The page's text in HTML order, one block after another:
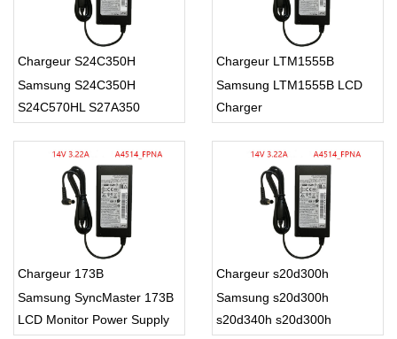
Chargeur S24C350H
Samsung S24C350H
S24C570HL S27A350
Chargeur LTM1555B
Samsung LTM1555B LCD
Charger
Chargeur 173B
Samsung SyncMaster 173B
LCD Monitor Power Supply
Chargeur s20d300h
Samsung s20d300h
s20d340h s20d300h